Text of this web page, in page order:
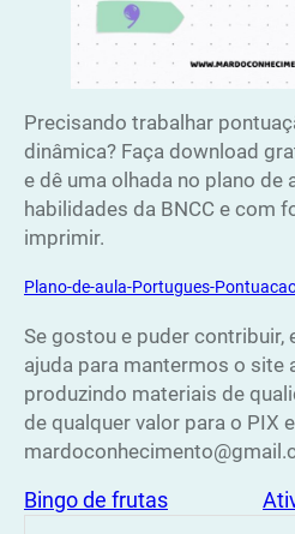
Precisando trabalhar
dinâmica? Faça download
e dê uma olhada no plano de
habilidades da BNCC e com
imprimir.
Plano-de-aula-Portugues-
Se gostou e puder
ajuda para mantermos o site
produzindo materiais de
de qualquer valor para o PIX
Bingo de frutas